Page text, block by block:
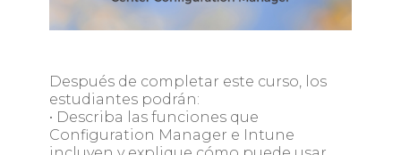
Después de completar este curso, los
estudiantes podrán:
• Describa las funciones que
Configuration Manager e Intune